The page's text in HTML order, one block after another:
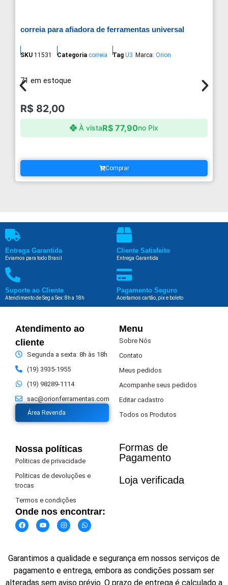
correia para afiadora de ferramentas universal
SKU 11531 Categoria correia Tag U3 Marca: Orion
71 em estoque
R$ 82,00
À vistaR$ 77,90no Pix
Comprar
Entrega Garantida
Eviamos para todo Brasil
Cliente Satisfeito
Entrega Garantida
Suporte ao Cliente
Atendimento de Seg a Sex: 8h a 18h
Pagamento Seguro
Aceitamos cartão, pix e boleto
Atendimento ao
cliente
Segunda a sexta: 8h às 18h
(19) 3935-1955
(19) 98289-1114
sac@orionferramentas.com
Área Revenda
Menu
Sobre Nós
Contato
Meus pedidos
Acompanhe seus pedidos
Editar cadastro
Todos os Produtos
Nossa políticas
Politicas de privacidade
Politicas de devoluções e
trocas
Termos e condições
Onde nos encontrar:
Formas de
Pagamento​
Loja verificada
Garantimos a qualidade e segurança em nossos serviços de
pagamento e entrega, embora as condições possam ser
alteradas sem aviso prévio. O prazo de entrega é calculado a